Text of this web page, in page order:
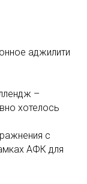
аджилити
–
хотелось
с
АФК для